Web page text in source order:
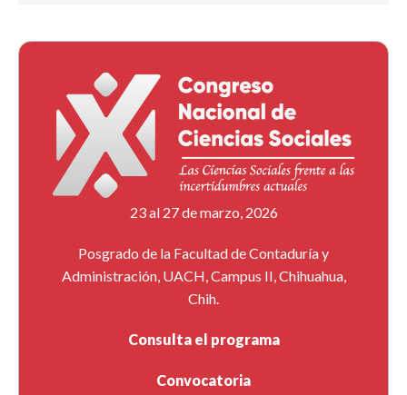
23 al 27 de marzo, 2026
Posgrado de la Facultad de Contaduría y
Administración, UACH, Campus II, Chihuahua,
Chih.
Consulta el programa
Convocatoria